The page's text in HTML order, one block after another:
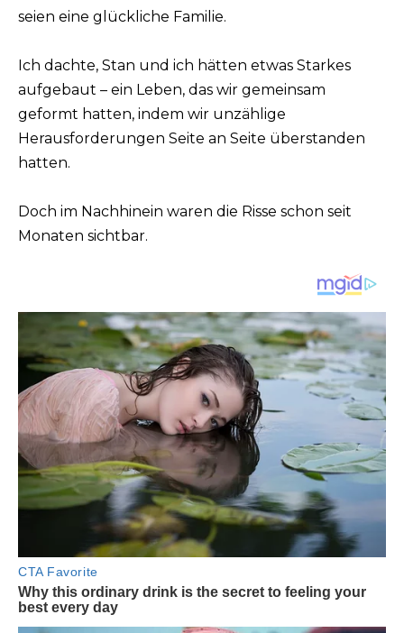
seien eine glückliche Familie.
Ich dachte, Stan und ich hätten etwas Starkes
aufgebaut – ein Leben, das wir gemeinsam
geformt hatten, indem wir unzählige
Herausforderungen Seite an Seite überstanden
hatten.
Doch im Nachhinein waren die Risse schon seit
Monaten sichtbar.